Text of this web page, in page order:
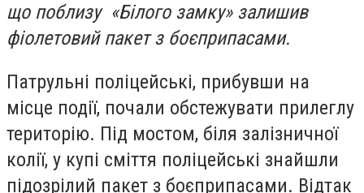
що поблизу «Білого замку» залишив
фіолетовий пакет з боєприпасами.
Патрульні поліцейські, прибувши на
місце події, почали обстежувати прилеглу
територію. Під мостом, біля залізничної
колії, у купі сміття поліцейські знайшли
підозрілий пакет з боєприпасами. Відтак